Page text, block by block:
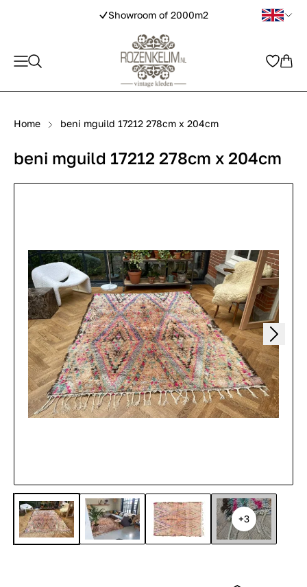
Showroom of 2000m2
Home beni mguild 17212 278cm x 204cm
+3
beni mguild 17212 278cm x 204cm